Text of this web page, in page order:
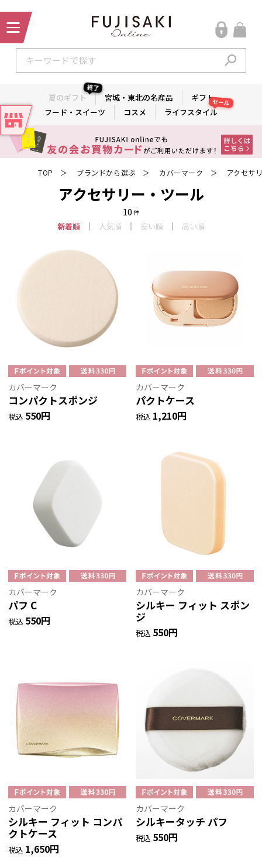
夏のギフト
終了
宮城・東北の名産品
ギフト
フード・スイーツ
コスメ ライフスタイル
セール
TOP ＞ ブランドから選ぶ ＞ カバーマーク ＞ アクセサ
アクセサリー・ツール
10 件
新着順 人気順 安い順 高い順
カバーマーク
コンパクトスポンジ
税込 550円
カバーマーク
パクトケース
税込 1,210円
カバーマーク
パフ C
税込 550円
カバーマーク
シルキー フィット スポン
ジ
税込 550円
カバーマーク
シルキー フィット コンパ
クトケース
税込 1,650円
カバーマーク
シルキータッチ パフ
税込 550円